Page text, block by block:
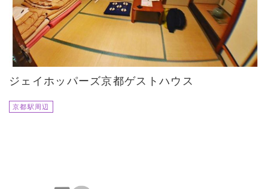
ジェイホッパーズ京都ゲストハウス
京都駅周辺